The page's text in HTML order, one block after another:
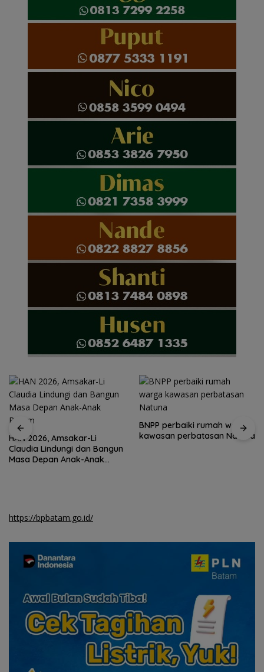
HAN 2026, Amsakar-Li
Claudia Lindungi dan Bangun
Masa Depan Anak-Anak
BNPP perbaiki rumah warga
kawasan perbatasan Natuna
https://bpbatam.go.id/